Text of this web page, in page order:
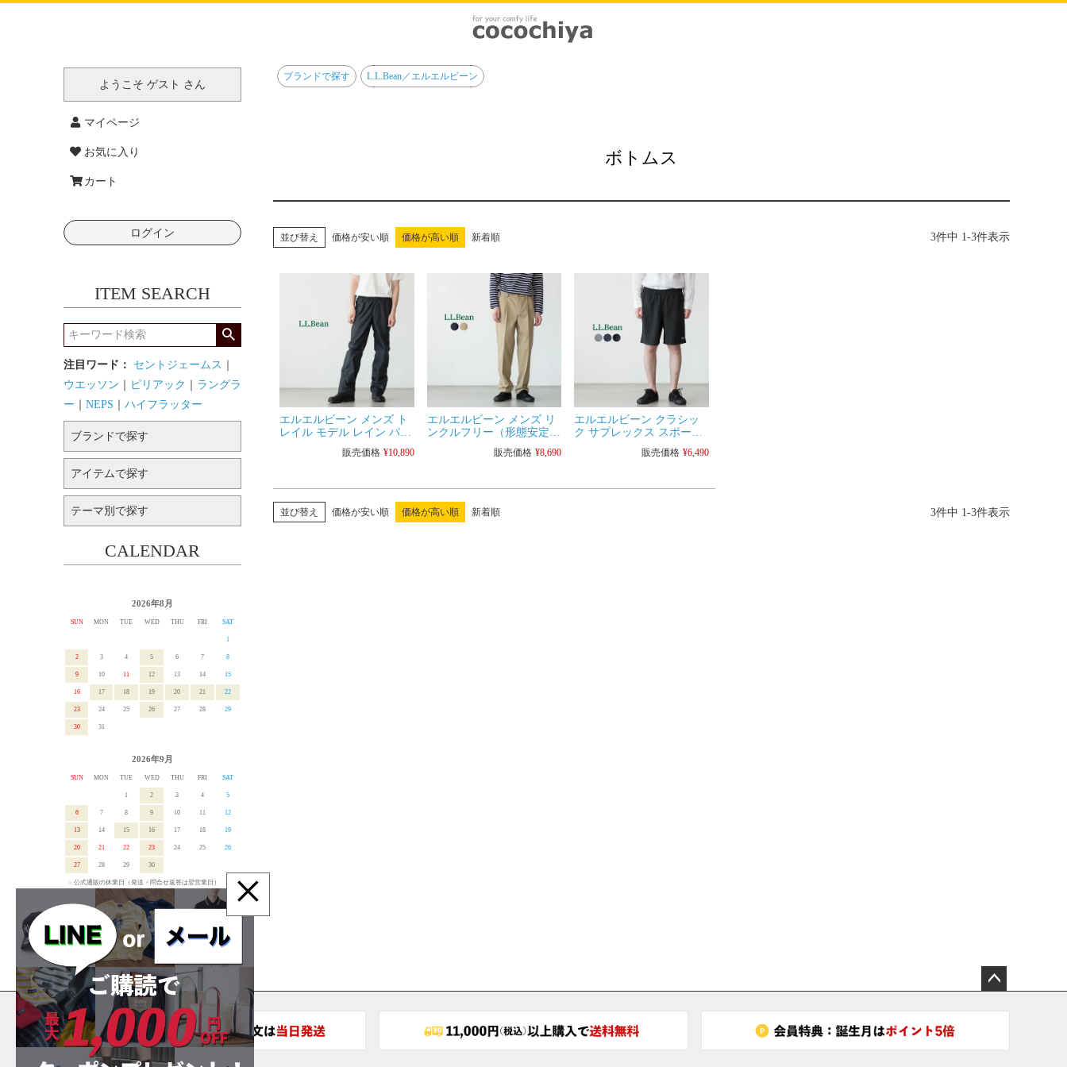
ようこそ ゲスト さん
マイページ
お気に入り
カート
ログイン
ITEM SEARCH
注目ワード： セントジェームス ｜
ウエッソン ｜ ピリアック ｜ ラングラ
ー ｜ NEPS ｜ ハイフラッター
ブランドで探す
アイテムで探す
テーマ別で探す
CALENDAR
2026年8月
SUN MON TUE WED THU FRI SAT
1
2 3 4 5 6 7 8
9 10 11 12 13 14 15
16 17 18 19 20 21 22
23 24 25 26 27 28 29
30 31
2026年9月
SUN MON TUE WED THU FRI SAT
1 2 3 4 5
6 7 8 9 10 11 12
13 14 15 16 17 18 19
20 21 22 23 24 25 26
27 28 29 30
■ 公式通販の休業日（発送・問合せ返答は翌営業日）
公式インスタグラム
ブランドで探す L.L.Bean／エルエルビーン
ボトムス
並び替え 価格が安い順 価格が高い順 新着順 3件中 1-3件表示
エルエルビーン メンズ ト
レイル モデル レイン パン
ツ TC506347 メンズ LLビ
販売価格 ¥10,890
エルエルビーン メンズ リ
ンクルフリー（形態安定）
ダブル エル チノ クラシッ
ク フィット タック入り
販売価格 ¥8,690
エルエルビーン クラシッ
ク サプレックス スポーツ
ショーツ TC503783 [ネコ
販売価格 ¥6,490
並び替え 価格が安い順 価格が高い順 新着順 3件中 1 -3件表示
×
へ